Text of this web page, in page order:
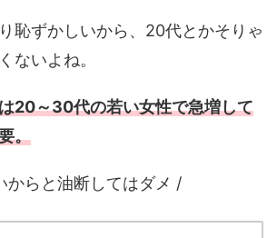
恥ずかしいから、20代とかそりゃ
ないよね。
20～30代の若い女性で急増して
。
からと油断してはダメ /